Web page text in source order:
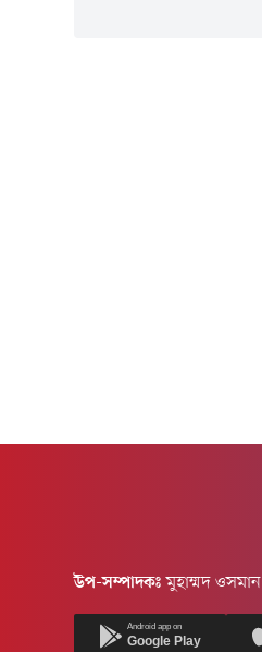
উপ-সম্পাদকঃমুহাম্মদ ওসমান
Android app on
Google Play